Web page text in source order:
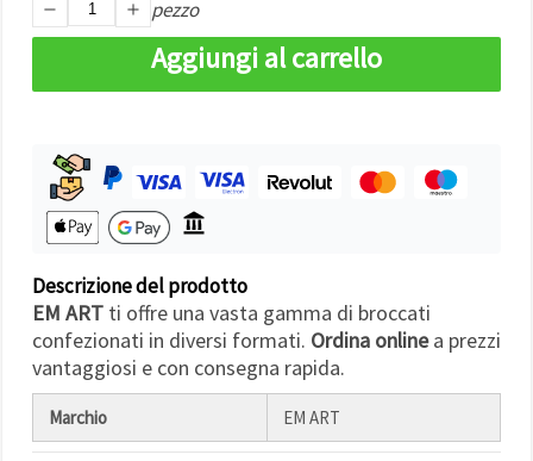
Senza il tuo
consenso
solo i
necessari.
https://www.em-
art.it/information/about-
cookies
Accetta
tutto
Impostazioni
pezzo
Aggiungi al carrello
Descrizione del prodotto
EM ART ti offre una vasta gamma di broccati
confezionati in diversi formati. Ordina onlinea prezzi
vantaggiosi e con consegna rapida.
Marchio EM ART